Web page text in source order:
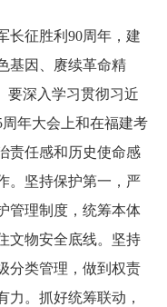
征胜利90周年，建
基因、赓续革命精
要深入学习贯彻习近
年大会上和在福建考
责任感和历史使命感
。坚持保护第一，严
管理制度，统筹本体
文物安全底线。坚持
分类管理，做到权责
力。抓好统筹联动，